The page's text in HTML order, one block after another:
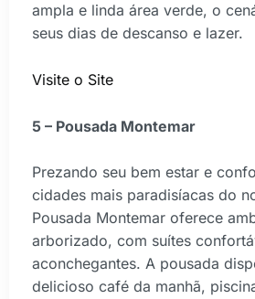
ampla e linda área verde, o
seus dias de descanso e lazer.
Visite o Site
5 – Pousada Montemar
Prezando seu bem estar e
cidades mais paradisíacas do
Pousada Montemar oferece
arborizado, com suítes
aconchegantes. A pousada
delicioso café da manhã,